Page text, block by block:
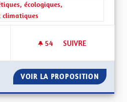
catégorie : Les transitions
écologiques,
climatiques
54 54 ABONNÉS
SUIVRE
VOIR LA PROPOSITION